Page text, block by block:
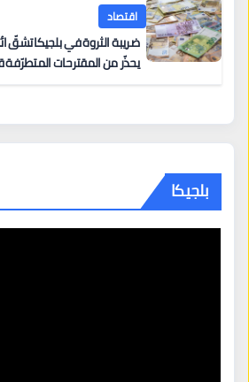
اقتصاد
ضريبة
يحذّر من المقترحات المتطرّفة
بلجيكا